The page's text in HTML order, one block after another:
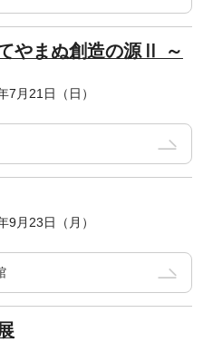
やまぬ創造の源Ⅱ ～
7月21日（日）
9月23日（月）